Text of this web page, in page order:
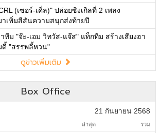
(เซอร์-เคิ่ล)" ปล่อยซิงเกิลที่ 2 เพลง
าเพิ่มสีสันความสนุกส่งท้ายปี
ทีม "จ๊ะ-เอม วิทวัส-แจ๊ส" แท็กทีม สร้างเสียงฮา
ดี้ "สรรพลี้หวน"
ดูข่าวเพิ่มเติม
Box Office
21 กันยายน 2568
ล่าสุด รวม